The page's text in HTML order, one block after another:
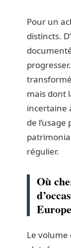
Pour un
distincts.
mais dont
incertaine
de
régulier.
Où
Europe
Le volume